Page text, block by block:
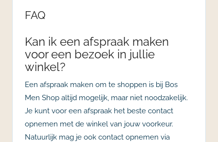
FAQ
Kan ik een afspraak maken
voor een bezoek in jullie
winkel?
Een afspraak maken om te shoppen is bij Bos
Men Shop altijd mogelijk, maar niet noodzakelijk.
Je kunt voor een afspraak het beste contact
opnemen met de winkel van jouw voorkeur.
Natuurlijk mag je ook contact opnemen via